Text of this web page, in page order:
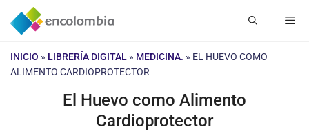
Saltar
INICIO » LIBRERÍA DIGITAL » MEDICINA. » EL HUEVO COMO
ALIMENTO CARDIOPROTECTOR
El Huevo como Alimento
Cardioprotector